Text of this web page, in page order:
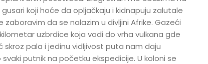
koji hoće da opljačkaju i kidnapuju zalutale
da se nalazim u divljini Afrike. Gazeći
uzbrdice koja vodi do vrha vulkana gde
skroz pala i jedinu vidljivost puta nam daju
putnik na početku ekspedicije. U koloni se